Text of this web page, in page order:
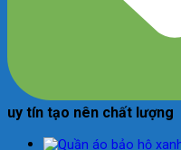
uy tín tạo nên chất lượng